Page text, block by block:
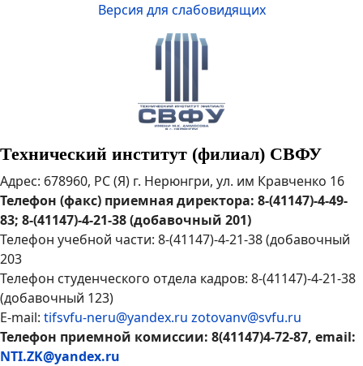
Версия для слабовидящих
Технический институт (филиал) СВФУ
Адрес: 678960, РС (Я) г. Нерюнгри, ул. им Кравченко 16
Телефон (факс) приемная директора: 8-(41147)-4-49-
83; 8-(41147)-4-21-38 (добавочный 201)
Телефон учебной части: 8-(41147)-4-21-38 (добавочный
203
Телефон студенческого отдела кадров: 8-(41147)-4-21-38
(добавочный 123)
E-mail: tifsvfu-neru@yandex.ru zotovanv@svfu.ru
Телефон приемной комиссии: 8(41147)4-72-87, email:
NTI.ZK@yandex.ru